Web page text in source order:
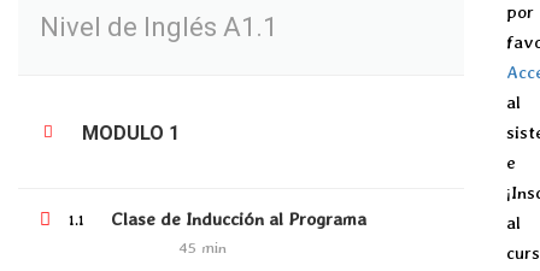
Nivel de Inglés A1.1
MODULO 1
1.1 Clase de Inducción al Programa
45 min
por
al
e
al
ALL COURSES
ENGLISH LEVEL A2